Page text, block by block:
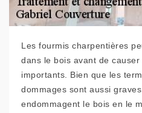
Les fourmis charpentières
dans le bois avant de causer
importants. Bien que les
dommages sont aussi
endommagent le bois en le